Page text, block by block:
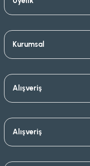
Kurumsal
Alışveriş
Alışveriş